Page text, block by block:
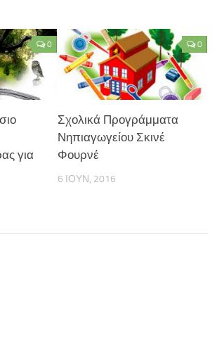
0
για
0
Σχολικά Προγράμματα
Νηπιαγωγείου Σκινέ
Φουρνέ
6 ΙΟΥΝ, 2016